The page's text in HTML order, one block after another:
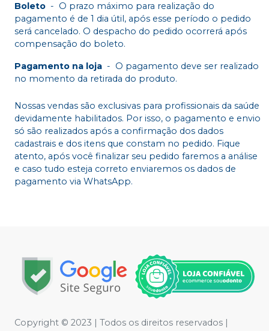
Boleto - O prazo máximo para realização do
pagamento é de 1 dia útil, após esse período o pedido
será cancelado. O despacho do pedido ocorrerá após
compensação do boleto.
Pagamento na loja - O pagamento deve ser realizado
no momento da retirada do produto.
Nossas vendas são exclusivas para profissionais da saúde
devidamente habilitados. Por isso, o pagamento e envio
só são realizados após a confirmação dos dados
cadastrais e dos itens que constam no pedido. Fique
atento, após você finalizar seu pedido faremos a análise
e caso tudo esteja correto enviaremos os dados de
pagamento via WhatsApp.
Copyright © 2023 | Todos os direitos reservados |